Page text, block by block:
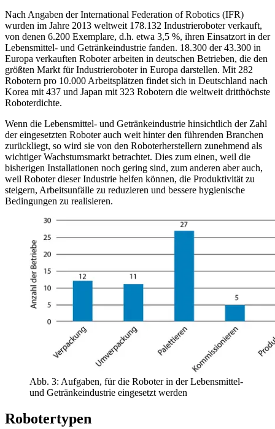
Nach Angaben der International Federation of Robotics (IFR)
wurden im Jahre 2013 weltweit 178.132 Industrieroboter verkauft,
von denen 6.200 Exemplare, d.h. etwa 3,5 %, ihren Einsatzort in der
Lebensmittel- und Getränkeindustrie fanden. 18.300 der 43.300 in
Europa verkauften Roboter arbeiten in deutschen Betrieben, die den
größten Markt für Industrieroboter in Europa darstellen. Mit 282
Robotern pro 10.000 Arbeitsplätzen findet sich in Deutschland nach
Korea mit 437 und Japan mit 323 Robotern die weltweit dritthöchste
Roboterdichte.
Wenn die Lebensmittel- und Getränkeindustrie hinsichtlich der Zahl
der eingesetzten Roboter auch weit hinter den führenden Branchen
zurückliegt, so wird sie von den Roboterherstellern zunehmend als
wichtiger Wachstumsmarkt betrachtet. Dies zum einen, weil die
bisherigen Installationen noch gering sind, zum anderen aber auch,
weil Roboter dieser Industrie helfen können, die Produktivität zu
steigern, Arbeitsunfälle zu reduzieren und bessere hygienische
Bedingungen zu realisieren.
Abb. 3: Aufgaben, für die Roboter in der Lebensmittel-
und Getränkeindustrie eingesetzt werden
Robotertypen